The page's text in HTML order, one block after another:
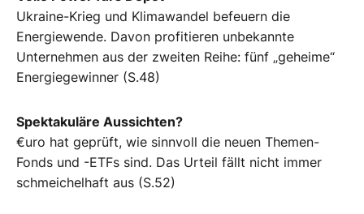
Ukraine-Krieg und Klimawandel befeuern die
Energiewende. Davon profitieren unbekannte
Unternehmen aus der zweiten Reihe: fünf „geheime“
Energiegewinner (S.48)
Spektakuläre Aussichten?
€uro hat geprüft, wie sinnvoll die neuen Themen-
Fonds und -ETFs sind. Das Urteil fällt nicht immer
schmeichelhaft aus (S.52)